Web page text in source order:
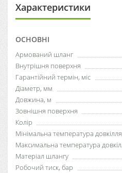
Характеристики
ОСНОВНІ
Армований шланг
Внутрішня поверхня
Гарантійний термін, міс
Діаметр, мм
Довжина, м
Зовнішня поверхня
Колір
Мінімальна температура
Максимальна температура
Матеріал шлангу
Робочий тиск, бар